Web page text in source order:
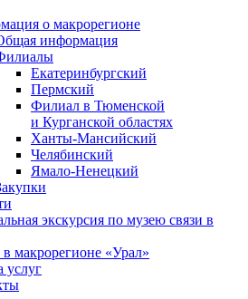
о макрорегионе
информация
Екатеринбургский
Пермский
Филиал в Тюменской
и Курганской областях
Ханты-Мансийский
Челябинский
Ямало-Ненецкий
экскурсия по музею связи в
в макрорегионе «Урал»
услуг